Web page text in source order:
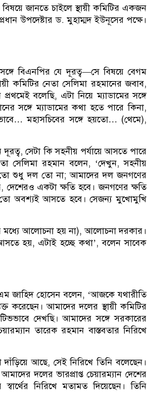
বিষয়ে জানতে চাইলে স্থায়ী কমিটির একজন
উপদেষ্টার ড. মুহাম্মদ ইউনূসের পক্ষে।
বিএনপির যে দূরত্ব—সে বিষয়ে বেগম
কমিটির নেতা সেলিমা রহমানের জবাব,
বলেছি, এটা নিয়ে ম্যাডামের সঙ্গে
সঙ্গে ম্যাডামের কথা হতে পারে কিনা,
মহাসচিবের সঙ্গে হয়তো… (থেমে),
দূরত্ব, সেটা কি সহনীয় পর্যায়ে আসতে পারে
সেলিমা রহমান বলেন, ‘দেখুন, সহনীয়
তো শুধু দল তো না; আমাদের দল জনগণের
দেশেরও একটা ক্ষতি হবে। জনগণের ক্ষতি
তো অবশ্যই আসতে হবে। সেজন্য মুখোমুখি
আলোচনা হয় না), আলোচনা দরকার।
হয়, এটাই হচ্ছে কথা’, বলেন সাবেক
জাহিদ হোসেন বলেন, ‘আজকে যথারীতি
করেছেন। আমাদের দলের স্থায়ী কমিটির
দেখছি। আমাদের সঙ্গে সরকারের
তারেক রহমান বাস্তবতার নিরিখে
আছে, সেই নিরিখে তিনি বলেছেন।
দলের ভারপ্রাপ্ত চেয়ারম্যান দেশের
নিরিখে মতামত দিয়েছেন। তিনি